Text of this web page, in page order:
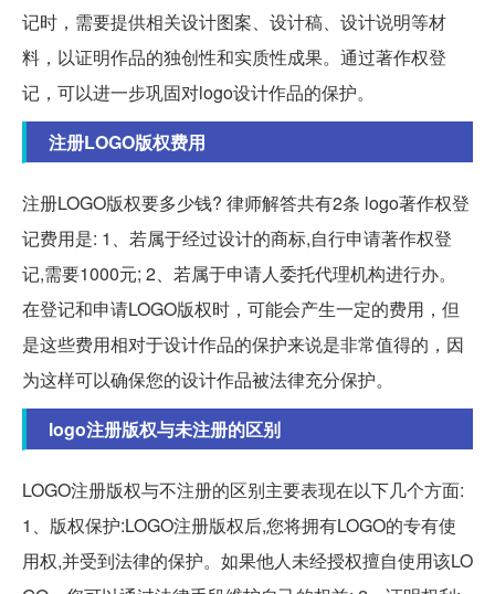
记时，需要提供相关设计图案、设计稿、设计说明等材
料，以证明作品的独创性和实质性成果。通过著作权登
记，可以进一步巩固对logo设计作品的保护。
注册LOGO版权费用
注册LOGO版权要多少钱? 律师解答共有2条 logo著作权登
记费用是: 1、若属于经过设计的商标,自行申请著作权登
记,需要1000元; 2、若属于申请人委托代理机构进行办。
在登记和申请LOGO版权时，可能会产生一定的费用，但
是这些费用相对于设计作品的保护来说是非常值得的，因
为这样可以确保您的设计作品被法律充分保护。
logo注册版权与未注册的区别
LOGO注册版权与不注册的区别主要表现在以下几个方面:
1、版权保护:LOGO注册版权后,您将拥有LOGO的专有使
用权,并受到法律的保护。如果他人未经授权擅自使用该LO